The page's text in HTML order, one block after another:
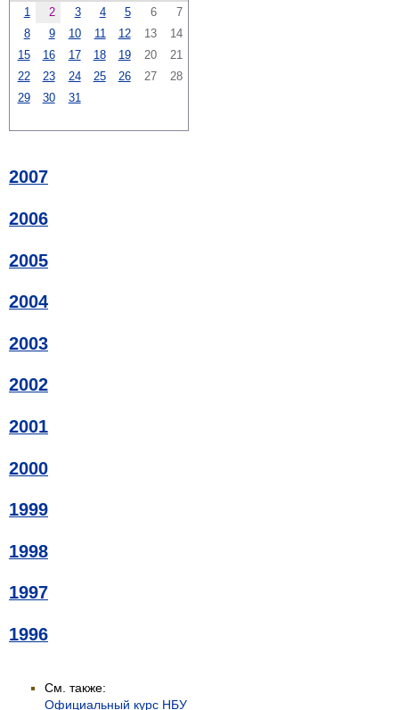
1
2 3 4 5 6
7
8
9 10 11 12 13
14
15
16 17 18 19 20
21
22
23 24 25 26 27
28
29
30 31
2007
2006
2005
2004
2003
2002
2001
2000
1999
1998
1997
1996
См. также:
Официальный курс НБУ